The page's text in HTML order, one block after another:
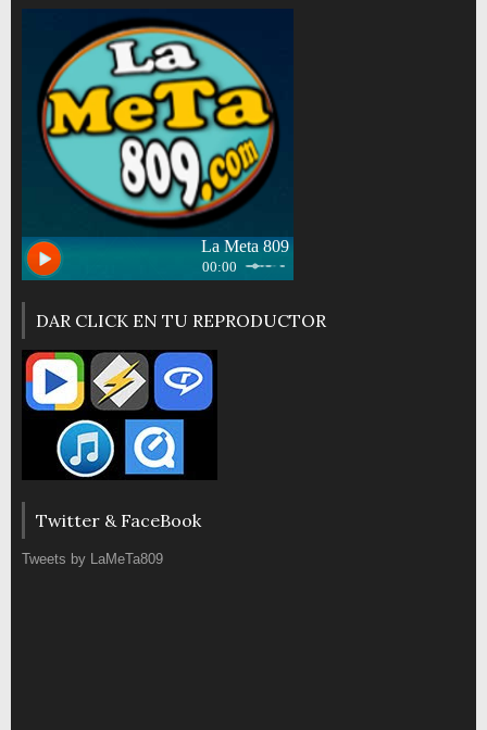
DAR CLICK EN TU REPRODUCTOR
Twitter & FaceBook
Tweets by LaMeTa809